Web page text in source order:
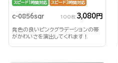
スピード1時間対応 スピード3時間対応
c-0856sqr 100枚 3,080円
発色の良いピンクグラデーションの帯
がかわいさを演出してくれます！